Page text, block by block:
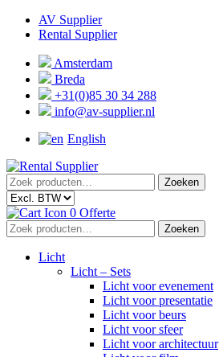
door
navigatie
naar
inhoud
AV Supplier
Rental Supplier
Amsterdam
Breda
+31(0)85 30 34 288
info@av-supplier.nl
English
Zoeken
naar:
Zoeken
0 Offerte
Zoeken
naar:
Zoeken
Licht
Licht – Sets
Licht voor evenement
Licht voor presentatie
Licht voor beurs
Licht voor sfeer
Licht voor architectuur